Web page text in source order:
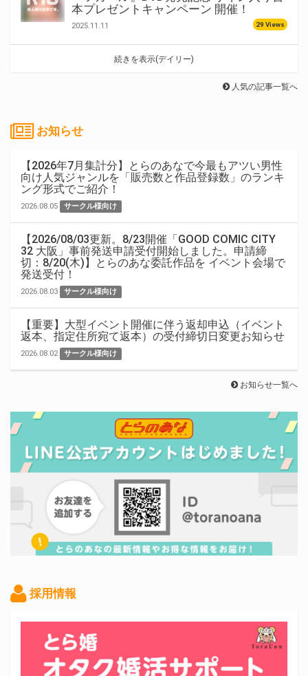
本プレゼントキャンペーン 開催！
2025.11.11 29 Views
続きを表示(デイリー)
人気の記事一覧へ
お知らせ
【2026年7月集計分】とらのあなで今最もアツい男性
向け人気ジャンルを「販売数と作品登録数」のランキ
ング形式でご紹介！
2026.08.05 サークル様向け
【2026/08/03更新。8/23開催「GOOD COMIC CITY
32 大阪」事前発送申請受付開始しました。申請締
切：8/20(木)】とらのあな委託作品を イベント会場で
発送受付！
2026.08.03 サークル様向け
【重要】大型イベント開催に伴う返却申込（イベント
返本、指定住所宛て返本）の受付締切日変更お知らせ
2026.08.02 サークル様向け
お知らせ一覧へ
採用情報